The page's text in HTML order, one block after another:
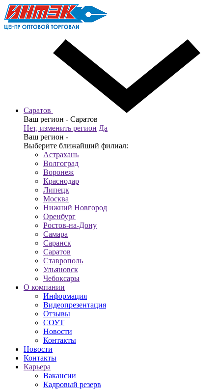
Саратов
Ваш регион - Саратов
Нет, изменить регион Да
Ваш регион -
Выберите ближайший филиал:
Астрахань
Волгоград
Воронеж
Краснодар
Липецк
Москва
Нижний Новгород
Оренбург
Ростов-на-Дону
Самара
Саранск
Саратов
Ставрополь
Ульяновск
Чебоксары
О компании
Информация
Видеопрезентация
Отзывы
СОУТ
Новости
Контакты
Новости
Контакты
Карьера
Вакансии
Кадровый резерв